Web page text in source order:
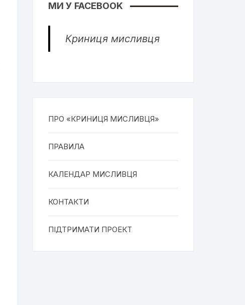
МИ У FACEBOOK
Криниця мисливця
ПРО «КРИНИЦЯ МИСЛИВЦЯ»
ПРАВИЛА
КАЛЕНДАР МИСЛИВЦЯ
КОНТАКТИ
ПІДТРИМАТИ ПРОЕКТ